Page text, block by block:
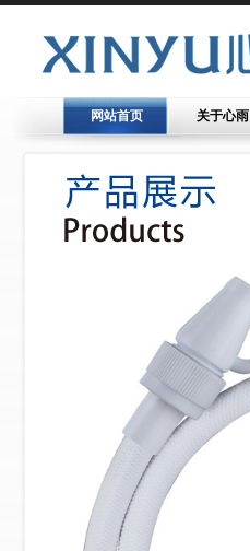
网站首页 关于心雨